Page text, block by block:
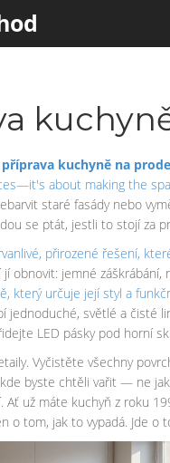
příprava kuchyně na
about making the
staré fasády nebo
se ptát, jestli to stojí za
přirozené řešení,
jí obnovit: jemné
který určuje její styl a
jednoduché, světlé a čisté
LED pásky pod horní
Vyčistěte všechny
byste chtěli vařit — ne
Ať už máte kuchyň z roku
o tom, jak to vypadá. Jde o